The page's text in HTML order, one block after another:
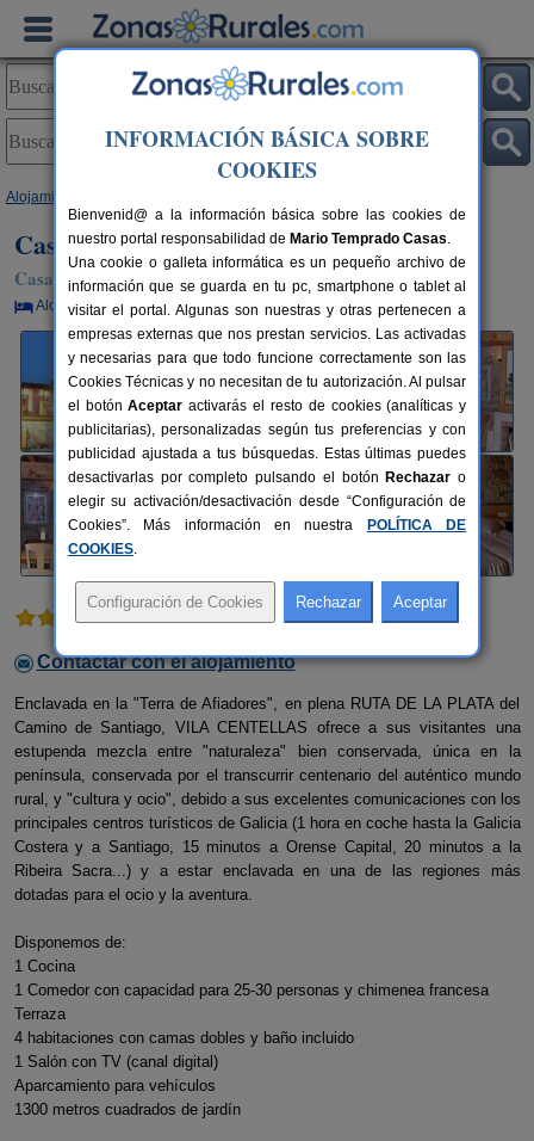
Alojamientos
Casa Rural Vila Centellas
Casa Rural en Alban / Coles (Ourense)
Alquiler por habitaciones 2-12 plazas 10 km de Ourense
1 comentario
Contactar con el alojamiento
Enclavada en la "Terra de Afiadores", en plena RUTA DE LA PLATA del
Camino de Santiago, VILA CENTELLAS ofrece a sus visitantes una
estupenda mezcla entre "naturaleza" bien conservada, única en la
península, conservada por el transcurrir centenario del auténtico mundo
rural, y "cultura y ocio", debido a sus excelentes comunicaciones con los
principales centros turísticos de Galicia (1 hora en coche hasta la Galicia
Costera y a Santiago, 15 minutos a Orense Capital, 20 minutos a la
Ribeira Sacra...) y a estar enclavada en una de las regiones más
dotadas para el ocio y la aventura.
Disponemos de:
1 Cocina
1 Comedor con capacidad para 25-30 personas y chimenea francesa
Terraza
4 habitaciones con camas dobles y baño incluido
1 Salón con TV (canal digital)
Aparcamiento para vehículos
1300 metros cuadrados de jardín
INFORMACIÓN BÁSICA SOBRE
COOKIES
Bienvenid@ a la información básica sobre las cookies de
nuestro portal responsabilidad de Mario Temprado Casas.
Una cookie o galleta informática es un pequeño archivo de
información que se guarda en tu pc, smartphone o tablet al
visitar el portal. Algunas son nuestras y otras pertenecen a
empresas externas que nos prestan servicios. Las activadas
y necesarias para que todo funcione correctamente son las
Cookies Técnicas y no necesitan de tu autorización. Al pulsar
el botónAceptar activarás el resto de cookies (analíticas y
publicitarias), personalizadas según tus preferencias y con
publicidad ajustada a tus búsquedas. Estas últimas puedes
desactivarlas por completo pulsando el botón Rechazar o
elegir su activación/desactivación desde “Configuración de
Cookies”. Más información en nuestra
POLÍTICA DE
COOKIES.